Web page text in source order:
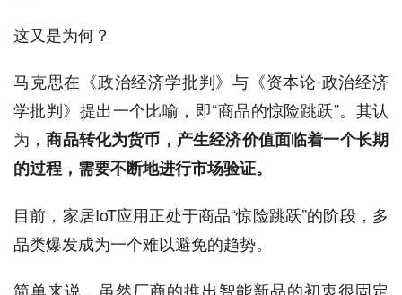
这又是为何？
马克思在《政治经济学批判》与《资本论·政治经济
学批判》提出一个比喻，即“商品的惊险跳跃”。其认
为，商品转化为货币，产生经济价值面临着一个长期
的过程，需要不断地进行市场验证。
目前，家居IoT应用正处于商品“惊险跳跃”的阶段，多
品类爆发成为一个难以避免的趋势。
简单来说，虽然厂商的推出智能新品的初衷很固定